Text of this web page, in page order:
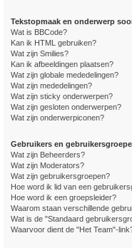
Tekstopmaak en onderwerp
Wat is BBCode?
Kan ik HTML gebruiken?
Wat zijn Smilies?
Kan ik afbeeldingen plaatsen?
Wat zijn globale mededelingen?
Wat zijn mededelingen?
Wat zijn sticky onderwerpen?
Wat zijn gesloten onderwerpen?
Wat zijn onderwerpiconen?
Gebruikers en
Wat zijn Beheerders?
Wat zijn Moderators?
Wat zijn gebruikersgroepen?
Hoe word ik lid van een
Hoe word ik een groepsleider?
Waarom staan verschillende
Wat is de "Standaard
Waarvoor dient de "Het Team"-